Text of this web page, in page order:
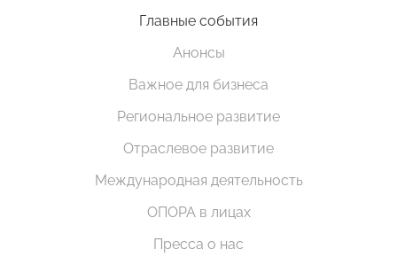
Главные события
Анонсы
Важное для бизнеса
Региональное развитие
Отраслевое развитие
Международная деятельность
ОПОРА в лицах
Пресса о нас